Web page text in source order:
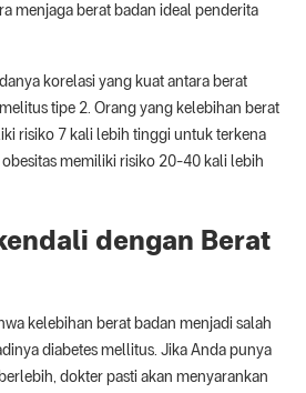
menjaga berat badan ideal penderita
korelasi yang kuat antara berat
tipe 2. Orang yang kelebihan berat
risiko 7 kali lebih tinggi untuk terkena
memiliki risiko 20-40 kali lebih
dengan Berat
kelebihan berat badan menjadi salah
diabetes mellitus. Jika Anda punya
dokter pasti akan menyarankan